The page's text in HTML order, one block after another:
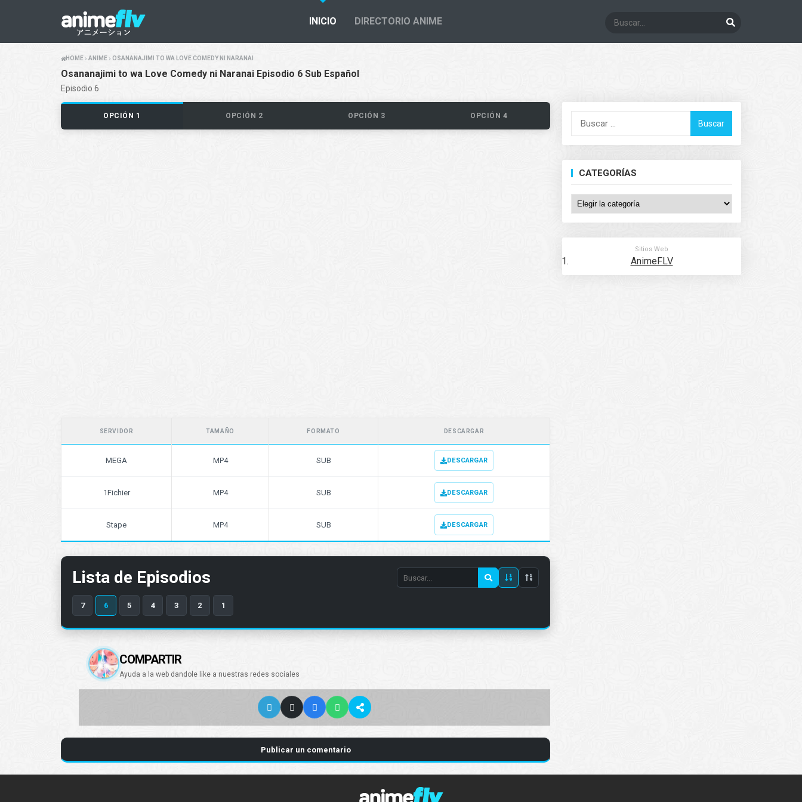
INICIO DIRECTORIO ANIME
HOME ANIME OSANANAJIMI TO WA LOVE COMEDY NI NARANAI
Osananajimi to wa Love Comedy ni Naranai Episodio 6 Sub Español
Episodio 6
OPCIÓN 1 OPCIÓN 2 OPCIÓN 3 OPCIÓN 4
SERVIDOR TAMAÑO FORMATO DESCARGAR
MEGA MP4 SUB DESCARGAR
1Fichier MP4 SUB DESCARGAR
Stape MP4 SUB DESCARGAR
Lista de Episodios
Search
episode
7 6 5 4 3 2 1
COMPARTIR
Ayuda a la web dandole like a nuestras redes sociales
Publicar un comentario
Buscar:
CATEGORÍAS
Categorías
Sitios Web
AnimeFLV